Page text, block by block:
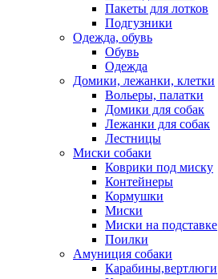
Пакеты для лотков
Подгузники
Одежда, обувь
Обувь
Одежда
Домики, лежанки, клетки
Вольеры, палатки
Домики для собак
Лежанки для собак
Лестницы
Миски собаки
Коврики под миску
Контейнеры
Кормушки
Миски
Миски на подставке
Поилки
Амуниция собаки
Карабины,вертлюги